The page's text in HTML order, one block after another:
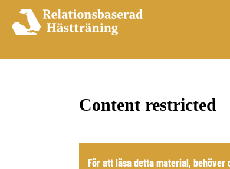
Content restricted
För att läsa detta material, behöver